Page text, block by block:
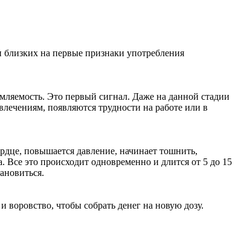
на первые признаки употребления
Это первый сигнал. Даже на данной стадии
появляются трудности на работе или в
повышается давление, начинает тошнить,
это происходит одновременно и длится от 5 до 15
чтобы собрать денег на новую дозу.